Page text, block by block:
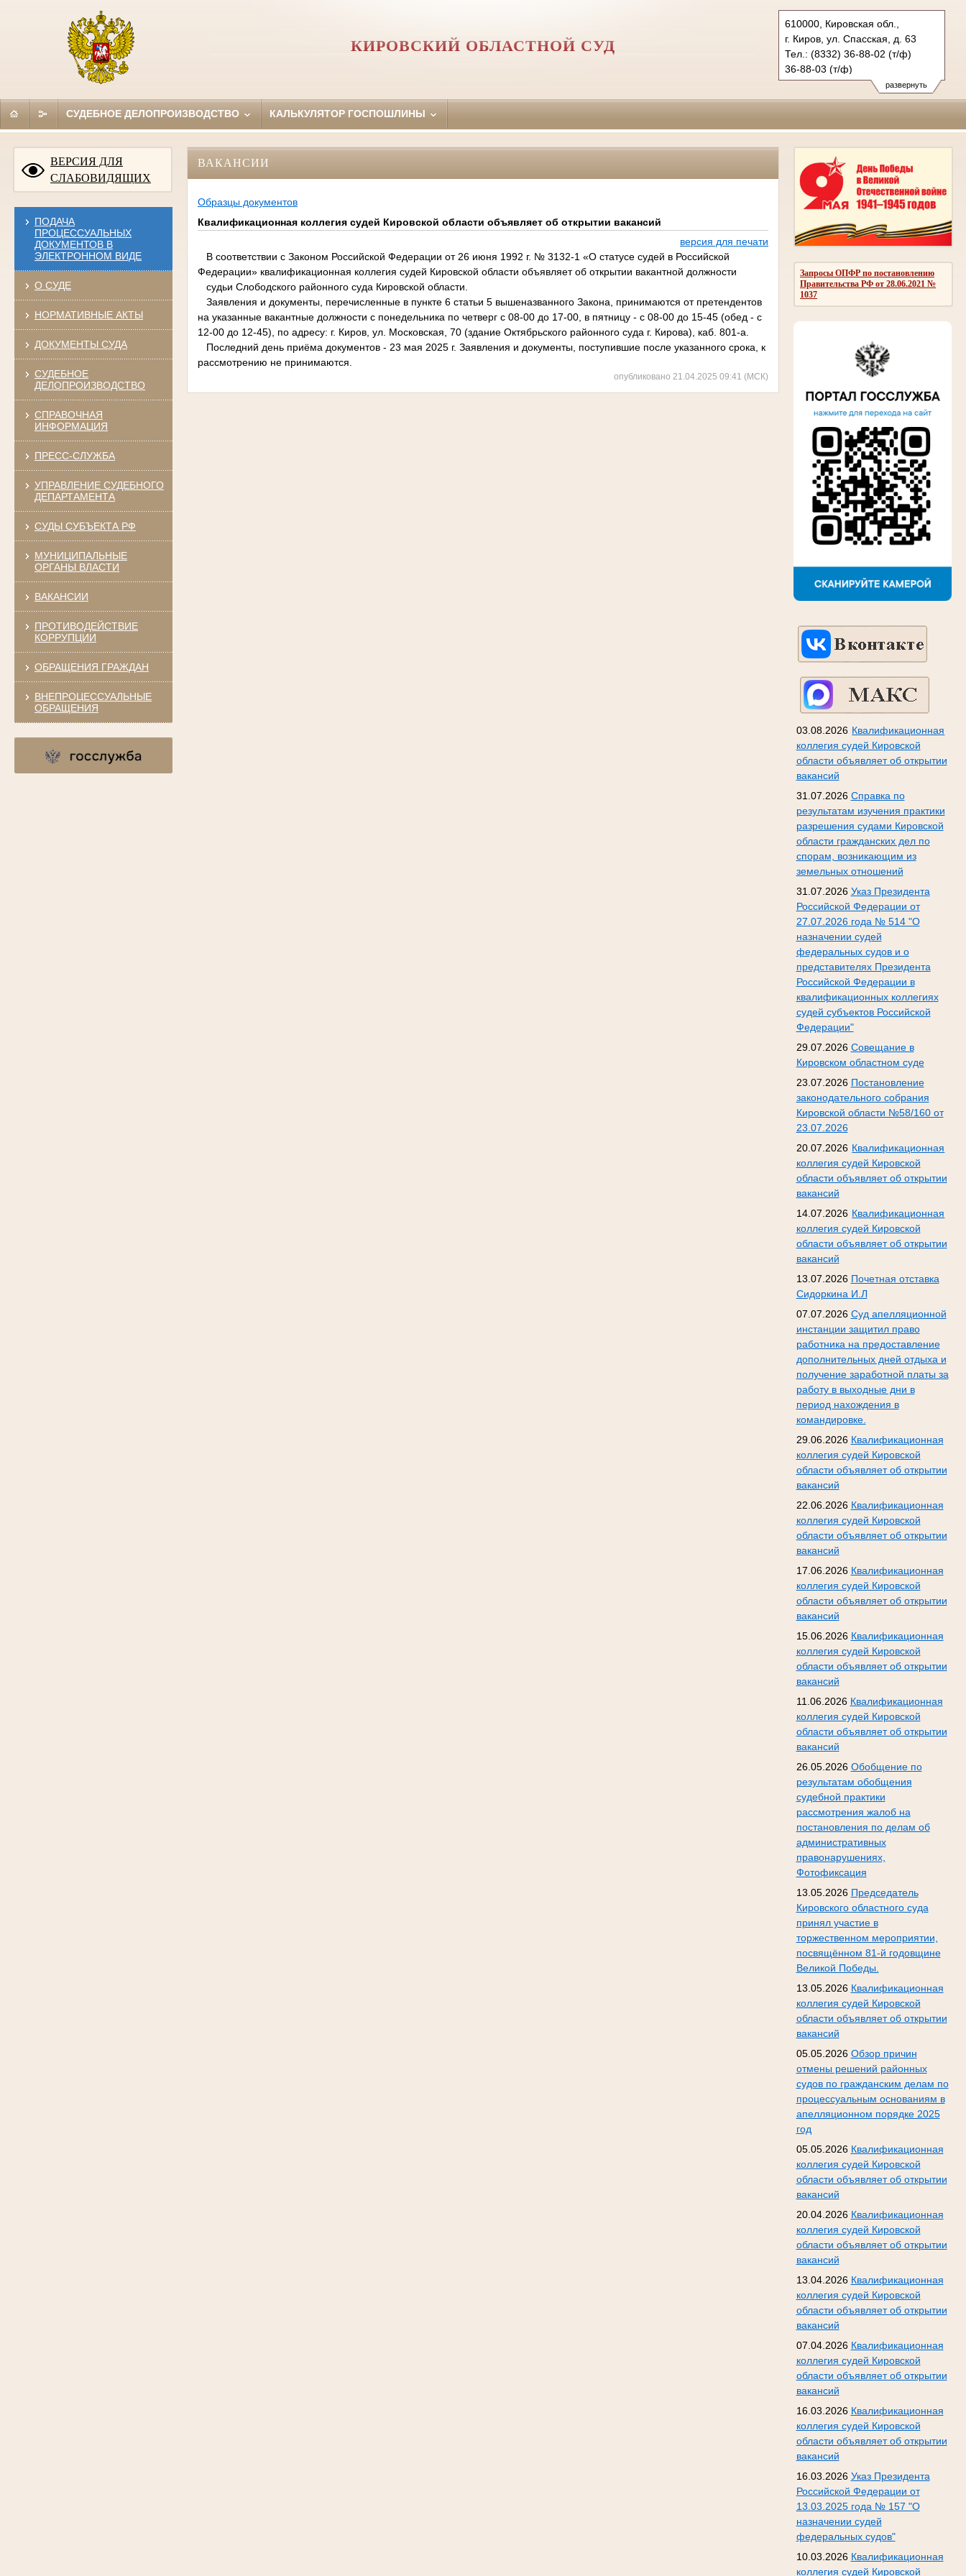
развернуть
610000, Кировская обл.,
г. Киров, ул. Спасская, д. 63
Тел.: (8332) 36-88-02 (т/ф)
36-88-03 (т/ф)
oblsud-kirov@rambler.ru
OBLSUD@SD.kirov.ru
КИРОВСКИЙ ОБЛАСТНОЙ СУД
СУДЕБНОЕ ДЕЛОПРОИЗВОДСТВО КАЛЬКУЛЯТОР ГОСПОШЛИНЫ
ВЕРСИЯ ДЛЯ
СЛАБОВИДЯЩИХ
ПОДАЧА
ПРОЦЕССУАЛЬНЫХ
ДОКУМЕНТОВ В
ЭЛЕКТРОННОМ ВИДЕ
О СУДЕ
НОРМАТИВНЫЕ АКТЫ
ДОКУМЕНТЫ СУДА
СУДЕБНОЕ
ДЕЛОПРОИЗВОДСТВО
СПРАВОЧНАЯ
ИНФОРМАЦИЯ
ПРЕСС-СЛУЖБА
УПРАВЛЕНИЕ СУДЕБНОГО
ДЕПАРТАМЕНТА
СУДЫ СУБЪЕКТА РФ
МУНИЦИПАЛЬНЫЕ
ОРГАНЫ ВЛАСТИ
ВАКАНСИИ
ПРОТИВОДЕЙСТВИЕ
КОРРУПЦИИ
ОБРАЩЕНИЯ ГРАЖДАН
ВНЕПРОЦЕССУАЛЬНЫЕ
ОБРАЩЕНИЯ
Запросы ОПФР по постановлению
Правительства РФ от 28.06.2021 №
1037
03.08.2026 Квалификационная
коллегия судей Кировской
области объявляет об открытии
вакансий
31.07.2026 Справка по
результатам изучения практики
разрешения судами Кировской
области гражданских дел по
спорам, возникающим из
земельных отношений
31.07.2026 Указ Президента
Российской Федерации от
27.07.2026 года № 514 "О
назначении судей
федеральных судов и о
представителях Президента
Российской Федерации в
квалификационных коллегиях
судей субъектов Российской
Федерации"
29.07.2026 Совещание в
Кировском областном суде
23.07.2026 Постановление
законодательного собрания
Кировской области №58/160 от
23.07.2026
20.07.2026 Квалификационная
коллегия судей Кировской
области объявляет об открытии
вакансий
14.07.2026 Квалификационная
коллегия судей Кировской
области объявляет об открытии
вакансий
13.07.2026 Почетная отставка
Сидоркина И.Л
07.07.2026 Суд апелляционной
инстанции защитил право
работника на предоставление
дополнительных дней отдыха и
получение заработной платы за
работу в выходные дни в
период нахождения в
командировке.
29.06.2026 Квалификационная
коллегия судей Кировской
области объявляет об открытии
вакансий
22.06.2026 Квалификационная
коллегия судей Кировской
области объявляет об открытии
вакансий
17.06.2026 Квалификационная
коллегия судей Кировской
области объявляет об открытии
вакансий
15.06.2026 Квалификационная
коллегия судей Кировской
области объявляет об открытии
вакансий
11.06.2026 Квалификационная
коллегия судей Кировской
области объявляет об открытии
вакансий
26.05.2026 Обобщение по
результатам обобщения
судебной практики
рассмотрения жалоб на
постановления по делам об
административных
правонарушениях,
Фотофиксация
13.05.2026 Председатель
Кировского областного суда
принял участие в
торжественном мероприятии,
посвящённом 81-й годовщине
Великой Победы.
13.05.2026 Квалификационная
коллегия судей Кировской
области объявляет об открытии
вакансий
05.05.2026 Обзор причин
отмены решений районных
судов по гражданским делам по
процессуальным основаниям в
апелляционном порядке 2025
год
05.05.2026 Квалификационная
коллегия судей Кировской
области объявляет об открытии
вакансий
20.04.2026 Квалификационная
коллегия судей Кировской
области объявляет об открытии
вакансий
13.04.2026 Квалификационная
коллегия судей Кировской
области объявляет об открытии
вакансий
07.04.2026 Квалификационная
коллегия судей Кировской
области объявляет об открытии
вакансий
16.03.2026 Квалификационная
коллегия судей Кировской
области объявляет об открытии
вакансий
16.03.2026 Указ Президента
Российской Федерации от
13.03.2025 года № 157 "О
назначении судей
федеральных судов"
10.03.2026 Квалификационная
коллегия судей Кировской
ВАКАНСИИ
Образцы документов
Квалификационная коллегия судей Кировской области объявляет об открытии вакансий
версия для печати
В соответствии с Законом Российской Федерации от 26 июня 1992 г. № 3132-1 «О статусе судей в Российской
Федерации» квалификационная коллегия судей Кировской области объявляет об открытии вакантной должности
судьи Слободского районного суда Кировской области.
Заявления и документы, перечисленные в пункте 6 статьи 5 вышеназванного Закона, принимаются от претендентов
на указанные вакантные должности с понедельника по четверг с 08-00 до 17-00, в пятницу - с 08-00 до 15-45 (обед - с
12-00 до 12-45), по адресу: г. Киров, ул. Московская, 70 (здание Октябрьского районного суда г. Кирова), каб. 801-а.
Последний день приёма документов - 23 мая 2025 г. Заявления и документы, поступившие после указанного срока, к
рассмотрению не принимаются.
опубликовано 21.04.2025 09:41 (МСК)